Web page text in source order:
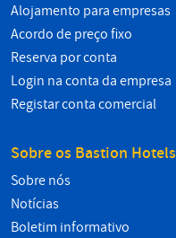
Alojamento para empresas
Acordo de preço fixo
Reserva por conta
Login na conta da empresa
Registar conta comercial
Sobre os Bastion Hotels
Sobre nós
Notícias
Boletim informativo